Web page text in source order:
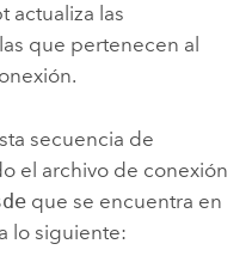
actualiza las
que pertenecen al
secuencia de
el archivo de conexión
que se encuentra en
lo siguiente: